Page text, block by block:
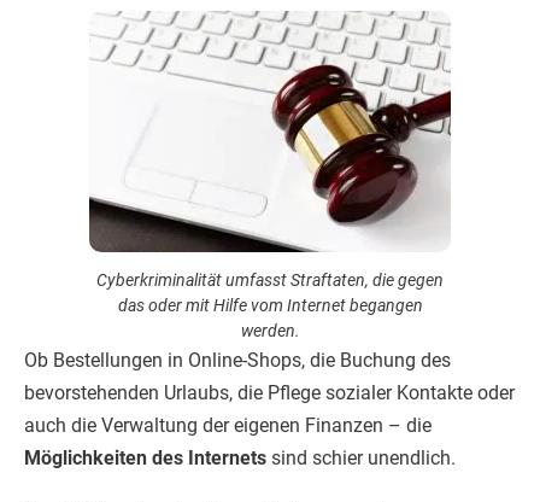
Cyberkriminalität umfasst Straftaten, die gegen
das oder mit Hilfe vom Internet begangen
werden.
Ob Bestellungen in Online-Shops, die Buchung des
bevorstehenden Urlaubs, die Pflege sozialer Kontakte oder
auch die Verwaltung der eigenen Finanzen – die
Möglichkeiten des Internets sind schier unendlich.